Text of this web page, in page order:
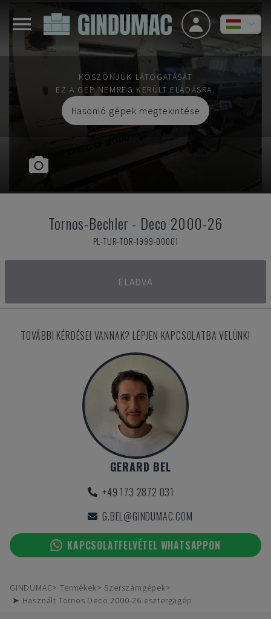
KÖSZÖNJÜK LÁTOGATÁSÁT
EZ A GÉP NEMRÉG KERÜLT ELADÁSRA.
Hasonló gépek megtekintése
Tornos-Bechler - Deco 2000-26
PL-TUR-TOR-1999-00001
ELADVA
TOVÁBBI KÉRDÉSEI VANNAK? LÉPJEN KAPCSOLATBA VELÜNK!
GERARD BEL
+49 173 2872 031
G.BEL@GINDUMAC.COM
KAPCSOLATFELVÉTEL WHATSAPPON
GINDUMAC Termékek
Szerszámgépek
➤ Használt Tornos Deco 2000-26 esztergagép